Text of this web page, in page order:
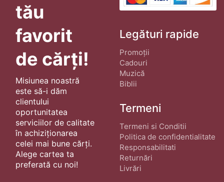
tău
favorit
de cărți!
Misiunea noastră
este să-i dăm
clientului
oportunitatea
serviciilor de calitate
în achiziționarea
celei mai bune cărți.
Alege cartea ta
preferată cu noi!
Legături rapide
Promoții
Cadouri
Muzică
Biblii
Termeni
Termeni si Conditii
Politica de confidentialitate
Responsabilitati
Returnări
Livrări